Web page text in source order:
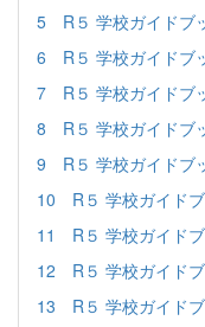
5 R５ 学校ガイドブ
6 R５ 学校ガイドブ
7 R５ 学校ガイドブ
8 R５ 学校ガイドブ
9 R５ 学校ガイドブ
10 R５ 学校ガイド
11 R５ 学校ガイド
12 R５ 学校ガイド
13 R５ 学校ガイド